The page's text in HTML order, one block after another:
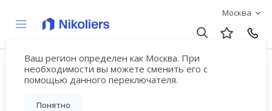
Москва
Ваш регион определен как Москва. При
необходимости вы можете сменить его с
помощью данного переключателя.
Понятно
Квартиры в районе
Фрунзенский Санкт-